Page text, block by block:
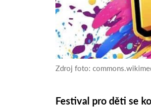
Zdroj foto:
Festival pro děti se